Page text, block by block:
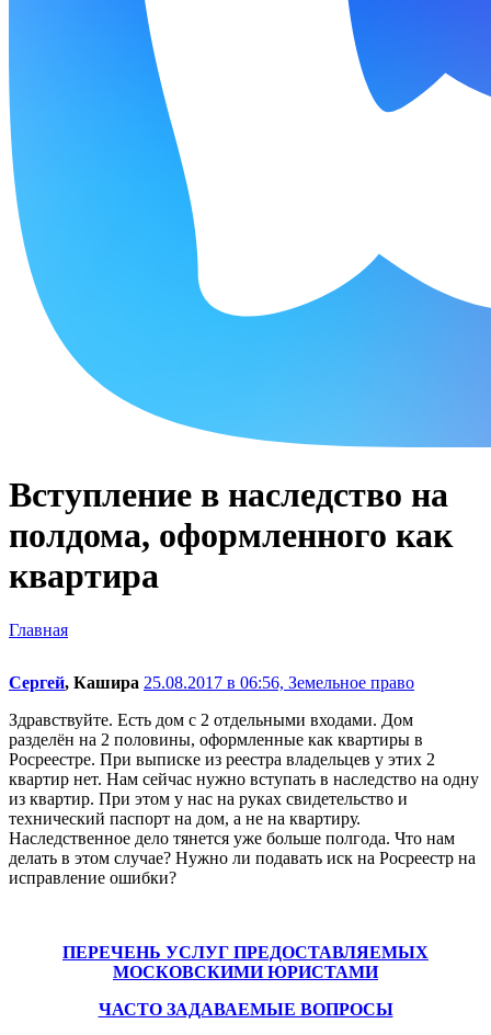
Вступление в наследство на
полдома, оформленного как
квартира
Главная
Сергей, Кашира 25.08.2017 в 06:56, Земельное право
Здравствуйте. Есть дом с 2 отдельными входами. Дом
разделён на 2 половины, оформленные как квартиры в
Росреестре. При выписке из реестра владельцев у этих 2
квартир нет. Нам сейчас нужно вступать в наследство на одну
из квартир. При этом у нас на руках свидетельство и
технический паспорт на дом, а не на квартиру.
Наследственное дело тянется уже больше полгода. Что нам
делать в этом случае? Нужно ли подавать иск на Росреестр на
исправление ошибки?
ПЕРЕЧЕНЬ УСЛУГ ПРЕДОСТАВЛЯЕМЫХ
МОСКОВСКИМИ ЮРИСТАМИ
ЧАСТО ЗАДАВАЕМЫЕ ВОПРОСЫ